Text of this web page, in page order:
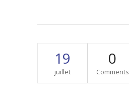
19
juillet
0
Comments